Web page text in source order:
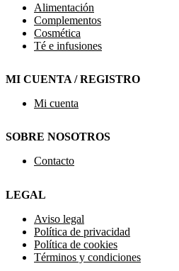
Alimentación
Complementos
Cosmética
Té e infusiones
MI CUENTA / REGISTRO
Mi cuenta
SOBRE NOSOTROS
Contacto
LEGAL
Aviso legal
Política de privacidad
Política de cookies
Términos y condiciones